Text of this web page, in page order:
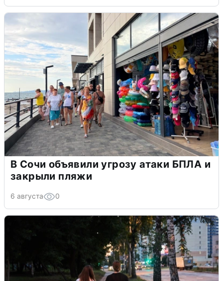
В Сочи объявили угрозу атаки БПЛА и
закрыли пляжи
6 августа 0